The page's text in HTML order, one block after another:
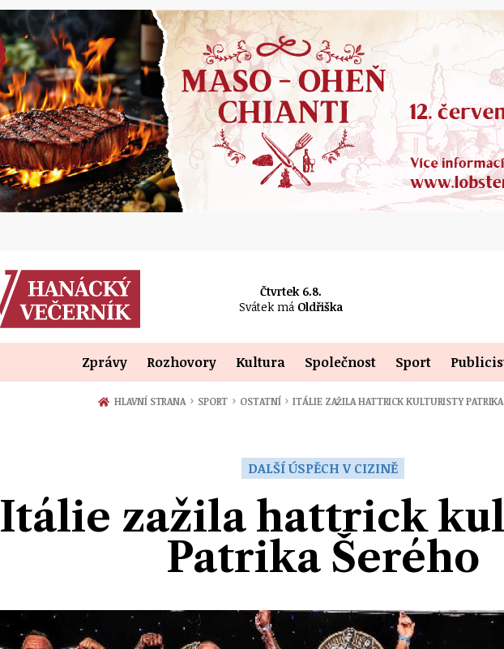
Čtvrtek 6.8.
Svátek má Oldřiška
Zprávy Rozhovory Kultura Společnost Sport
HLAVNÍ STRANA › SPORT › OSTATNÍ › ITÁLIE ZAŽILA HATTRICK KULTURISTY
DALŠÍ ÚSPĚCH V CIZINĚ
Itálie zažila hattrick
Patrika Šerého